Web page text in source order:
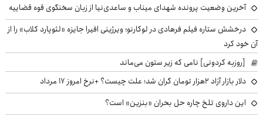
آخرین وضعیت پرونده شهدای میناب و ساعدی‌نیا از زبان سخنگوی قوه قضاییه
درخشش ستاره فیلم فرهادی در لوکارنو؛ ویرژینی افیرا جایزه «لئوپارد کلاب» را از
آن خود کرد
[روزبه کردونی] نامی که زیر ستون می‌ماند
دلار بازار آزاد ۲هزار تومان گران شد؛ علت چیست؟ +نرخ امروز ۱۷ مرداد
این داروی تلخ چاره حل بحران «بنزین» است؟